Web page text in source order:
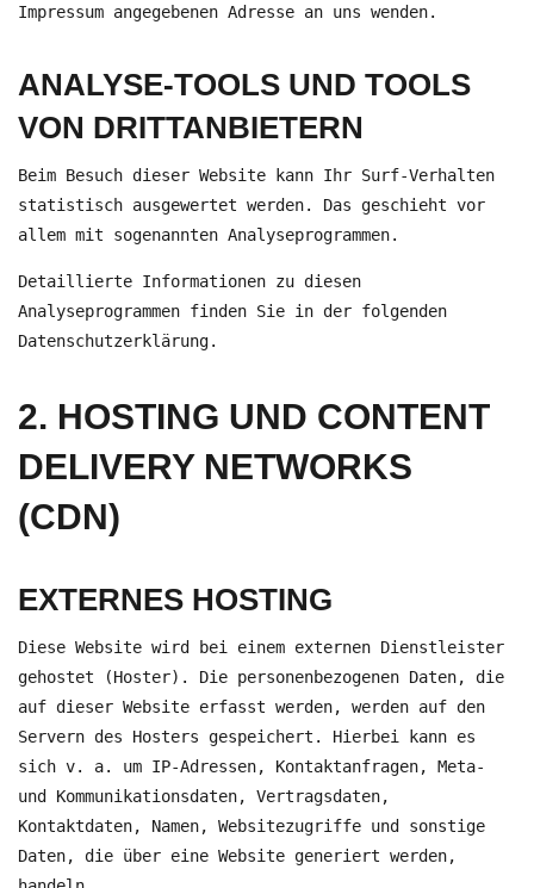
Impressum angegebenen Adresse an uns wenden.
ANALYSE-TOOLS UND TOOLS
VON DRITT­ANBIETERN
Beim Besuch dieser Website kann Ihr Surf-Verhalten
statistisch ausgewertet werden. Das geschieht vor
allem mit sogenannten Analyseprogrammen.
Detaillierte Informationen zu diesen
Analyseprogrammen finden Sie in der folgenden
Datenschutzerklärung.
2. HOSTING UND CONTENT
DELIVERY NETWORKS
(CDN)
EXTERNES HOSTING
Diese Website wird bei einem externen Dienstleister
gehostet (Hoster). Die personenbezogenen Daten, die
auf dieser Website erfasst werden, werden auf den
Servern des Hosters gespeichert. Hierbei kann es
sich v. a. um IP-Adressen, Kontaktanfragen, Meta-
und Kommunikationsdaten, Vertragsdaten,
Kontaktdaten, Namen, Websitezugriffe und sonstige
Daten, die über eine Website generiert werden,